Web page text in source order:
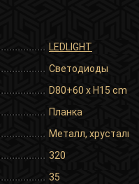
LEDLIGHT
Светодиоды
D80+60 x H15 cm
Планка
Металл, хрусталь
320
35